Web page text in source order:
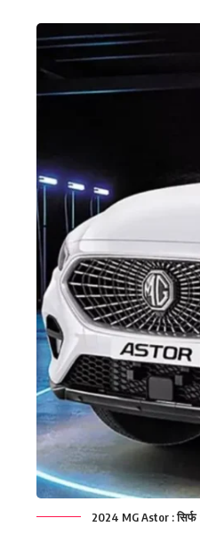
2024 MG Astor : सिर्फ